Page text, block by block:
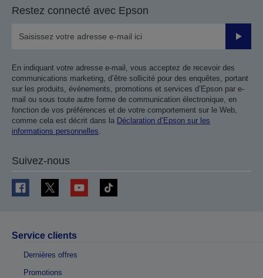
précédente
Restez connecté avec Epson
Valider
En indiquant votre adresse e-mail, vous acceptez de recevoir des
communications marketing, d’être sollicité pour des enquêtes, portant
sur les produits, événements, promotions et services d’Epson par e-
mail ou sous toute autre forme de communication électronique, en
fonction de vos préférences et de votre comportement sur le Web,
comme cela est décrit dans la Déclaration d’Epson sur les
informations personnelles.
Suivez-nous
Service clients
Dernières offres
Promotions